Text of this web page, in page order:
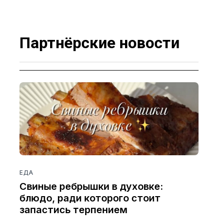
Партнёрские новости
ЕДА
Свиные ребрышки в духовке:
блюдо, ради которого стоит
запастись терпением